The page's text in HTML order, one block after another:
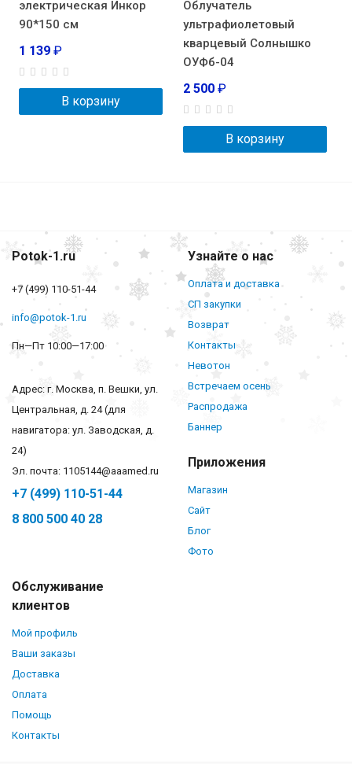
электрическая Инкор
90*150 см
1 139 ₽
В корзину
Облучатель
ультрафиолетовый
кварцевый Солнышко
ОУФб-04
2 500 ₽
В корзину
Potok-1.ru
+7 (499) 110-51-44
info@potok-1.ru
Пн—Пт 10:00—17:00
Адрес: г. Москва, п. Вешки, ул.
Центральная, д. 24 (для
навигатора: ул. Заводская, д.
24)
Эл. почта: 1105144@aaamed.ru
+7 (499) 110-51-44
8 800 500 40 28
Узнайте о нас
Оплата и доставка
СП закупки
Возврат
Контакты
Невотон
Встречаем осень
Распродажа
Баннер
Приложения
Магазин
Сайт
Блог
Фото
Обслуживание
клиентов
Мой профиль
Ваши заказы
Доставка
Оплата
Помощь
Контакты